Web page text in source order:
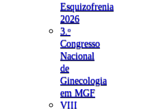
Esquizofrenia
2026
3.ᵒ
Congresso
Nacional
de
Ginecologia
em MGF
VIII